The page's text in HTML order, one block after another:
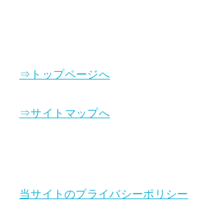
⇒トップページへ
⇒サイトマップへ
当サイトのプライバシーポリシー